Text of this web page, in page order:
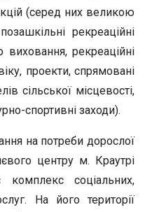
(серед них великою
рекреаційні
виховання, рекреаційні
проекти, спрямовані
сільської місцевості,
спортивні заходи).
на потреби дорослої
центру м. Краутрі
комплекс соціальних,
На його території